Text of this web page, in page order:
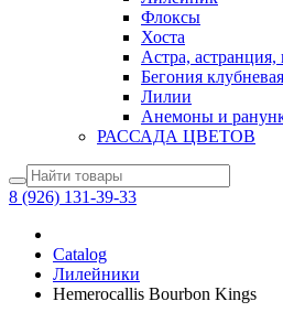
Флоксы
Хоста
Астра, астранция,
Бегония клубневая
Лилии
Анемоны и
РАССАДА ЦВЕТОВ
8 (926) 131-39-33
Catalog
Лилейники
Hemerocallis Bourbon Kings